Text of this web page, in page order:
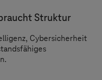
Struktur
Cybersicherheit